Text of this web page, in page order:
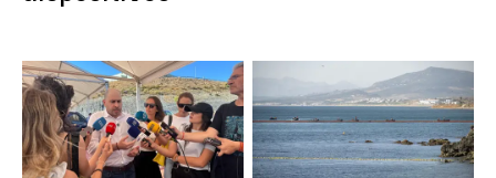
Crisis Migratoria CRISIS MIGRATORIA